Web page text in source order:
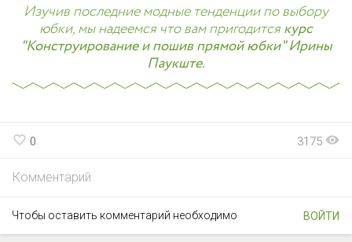
Изучив последние модные тенденции по выбору
юбки, мы надеемся что вам пригодитсякурс
"Конструирование и пошив прямой юбки" Ирины
Паукште.
favorite_border 0 3175 visibility
Комментарий
Чтобы оставить комментарий необходимо ВОЙТИ